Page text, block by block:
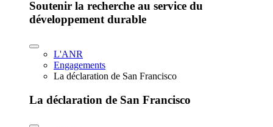
Soutenir la recherche au service du
développement durable
L'ANR
Engagements
La déclaration de San Francisco
La déclaration de San Francisco